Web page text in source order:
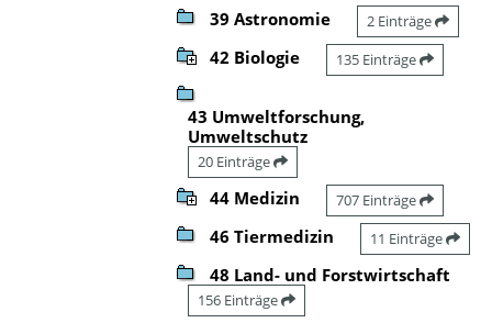
39 Astronomie 2 Einträge
42 Biologie 135 Einträge
43 Umweltforschung,
Umweltschutz
20 Einträge
44 Medizin 707 Einträge
46 Tiermedizin 11 Einträge
48 Land- und Forstwirtschaft
156 Einträge